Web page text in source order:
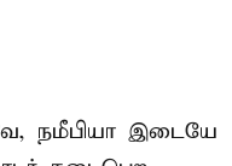
நமீபியா இடையே